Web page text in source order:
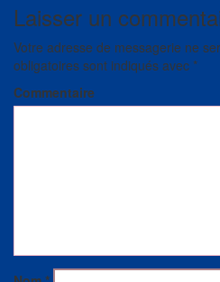
Laisser un
Votre adresse de messagerie ne
obligatoires sont indiqués avec *
Commentaire